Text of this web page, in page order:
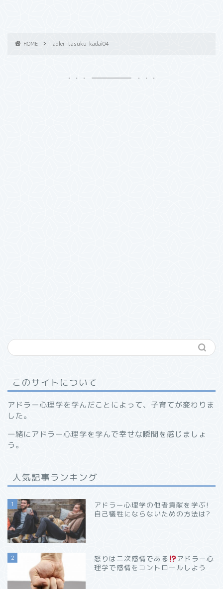
HOME adler-tasuku-kadai04
このサイトについて
アドラー心理学を学んだことによって、子育てが変わりま
した。
一緒にアドラー心理学を学んで幸せな瞬間を感じましょ
う。
人気記事ランキング
1
アドラー心理学の他者貢献を学ぶ!
自己犠牲にならないための方法は?
2 怒りは二次感情である
アドラー心
理学で感情をコントロールしよう